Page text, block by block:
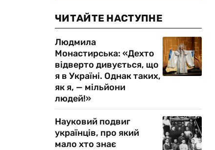
ЧИТАЙТЕ НАСТУПНЕ
Людмила
Монастирська: «Дехто
відверто дивується, що
я в Україні. Однак таких,
як я, — мільйони
людей!»
Науковий подвиг
українців, про який
мало хто знає